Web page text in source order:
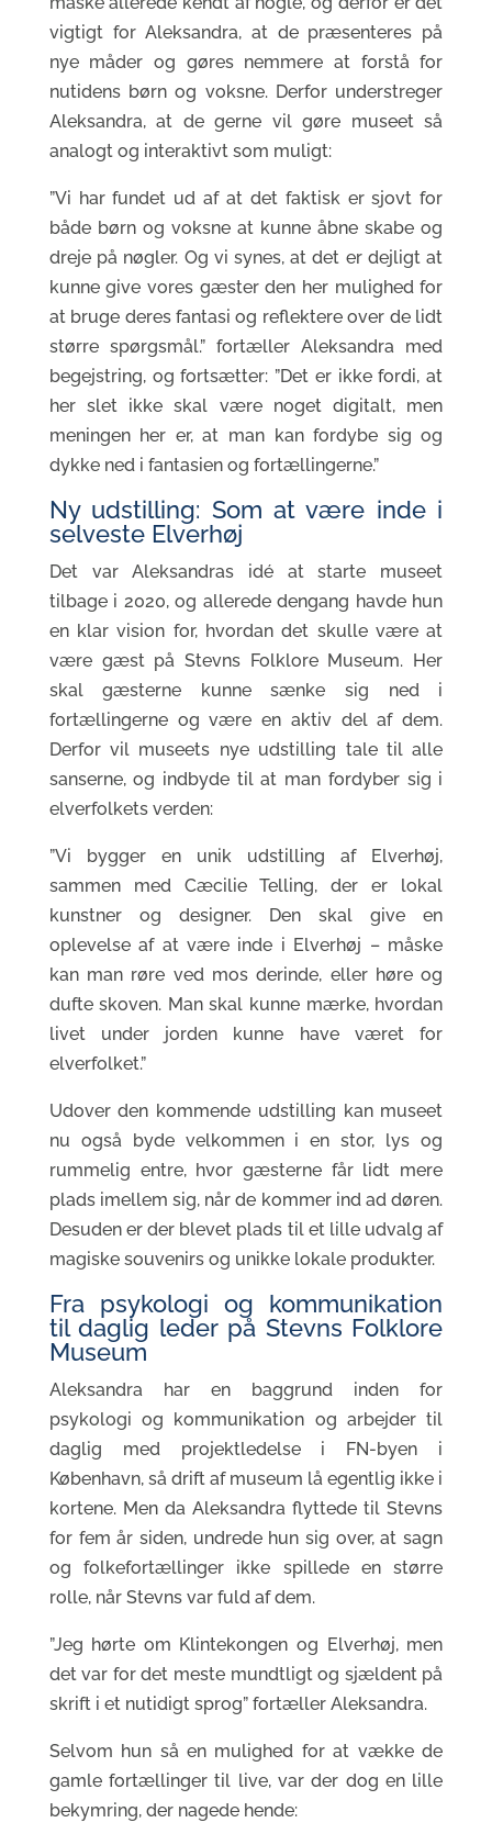
vigtigt for Aleksandra, at de præsenteres på
nye måder og gøres nemmere at forstå for
nutidens børn og voksne. Derfor understreger
Aleksandra, at de gerne vil gøre museet så
analogt og interaktivt som muligt:
”Vi har fundet ud af at det faktisk er sjovt for
både børn og voksne at kunne åbne skabe og
dreje på nøgler. Og vi synes, at det er dejligt at
kunne give vores gæster den her mulighed for
at bruge deres fantasi og reflektere over de lidt
større spørgsmål.” fortæller Aleksandra med
begejstring, og fortsætter: ”Det er ikke fordi, at
her slet ikke skal være noget digitalt, men
meningen her er, at man kan fordybe sig og
dykke ned i fantasien og fortællingerne.”
Ny udstilling: Som at være inde i
selveste Elverhøj
Det var Aleksandras idé at starte museet
tilbage i 2020, og allerede dengang havde hun
en klar vision for, hvordan det skulle være at
være gæst på Stevns Folklore Museum. Her
skal gæsterne kunne sænke sig ned i
fortællingerne og være en aktiv del af dem.
Derfor vil museets nye udstilling tale til alle
sanserne, og indbyde til at man fordyber sig i
elverfolkets verden:
”Vi bygger en unik udstilling af Elverhøj,
sammen med Cæcilie Telling, der er lokal
kunstner og designer. Den skal give en
oplevelse af at være inde i Elverhøj – måske
kan man røre ved mos derinde, eller høre og
dufte skoven. Man skal kunne mærke, hvordan
livet under jorden kunne have været for
elverfolket.”
Udover den kommende udstilling kan museet
nu også byde velkommen i en stor, lys og
rummelig entre, hvor gæsterne får lidt mere
plads imellem sig, når de kommer ind ad døren.
Desuden er der blevet plads til et lille udvalg af
magiske souvenirs og unikke lokale produkter.
Fra psykologi og kommunikation
til daglig leder på Stevns Folklore
Museum
Aleksandra har en baggrund inden for
psykologi og kommunikation og arbejder til
daglig med projektledelse i FN-byen i
København, så drift af museum lå egentlig ikke i
kortene. Men da Aleksandra flyttede til Stevns
for fem år siden, undrede hun sig over, at sagn
og folkefortællinger ikke spillede en større
rolle, når Stevns var fuld af dem.
”Jeg hørte om Klintekongen og Elverhøj, men
det var for det meste mundtligt og sjældent på
skrift i et nutidigt sprog” fortæller Aleksandra.
Selvom hun så en mulighed for at vække de
gamle fortællinger til live, var der dog en lille
bekymring, der nagede hende: